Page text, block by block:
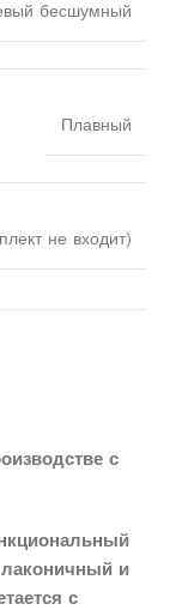
бесшумный
Плавный
не входит)
с
и
с